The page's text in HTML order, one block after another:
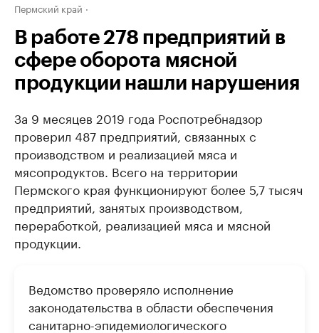
Пермский край
В работе 278 предприятий в
сфере оборота мясной
продукции нашли нарушения
За 9 месяцев 2019 года Роспотребнадзор
проверил 487 предприятий, связанных с
производством и реализацией мяса и
мясопродуктов. Всего на территории
Пермского края функционируют более 5,7 тысяч
предприятий, занятых производством,
переработкой, реализацией мяса и мясной
продукции.
Ведомство проверяло исполнение
законодательства в области обеспечения
санитарно-эпидемиологического